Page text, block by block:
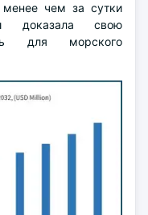
менее чем за сутки
доказала свою
для морского